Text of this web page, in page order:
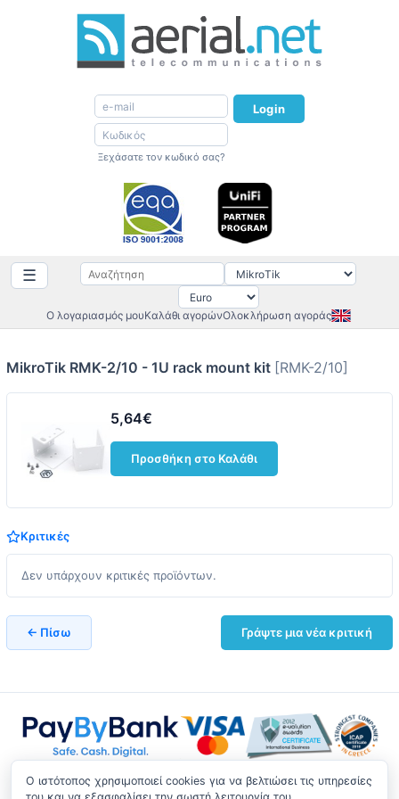
Login
Ξεχάσατε τον κωδικό σας?
☰
Ο λογαριασμός μουΚαλάθι αγορώνΟλοκλήρωση αγοράς
MikroTik RMK-2/10 - 1U rack mount kit [RMK-2/10]
5,64€
Προσθήκη στο Καλάθι
Κριτικές
Δεν υπάρχουν κριτικές προϊόντων.
← Πίσω Γράψτε μια νέα κριτική
O ιστότοπος χρησιμοποιεί cookies για να βελτιώσει τις υπηρεσίες